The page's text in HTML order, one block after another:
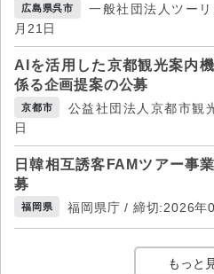
広島県呉市
一般社団法人ツー
月21日
AIを活用した京都観光案内
係る企画提案の公募
京都市
公益社団法人京都市観
日
日韓相互誘客FAMツアー事
募
福岡県 福岡県庁 / 締切:2026年
もっと